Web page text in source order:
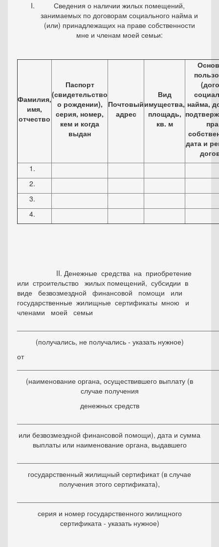
Сведения о наличии жилых помещений,
занимаемых по договорам социального найма и
(или) принадлежащих на праве собственности
мне и членам моей семьи:
Фамилия,
имя,
отчество
Паспорт
(свидетельство
о рождении),
серия, номер,
кем и когда
выдан
Почтовый
адрес
Вид
имущества,
площадь,
кв. м
найма,
дата и
II. Денежные средства на приобретение
или строительство жилых помещений, субсидии в
виде безвозмездной финансовой помощи или
государственные жилищные сертификаты мною и
членами моей семьи
(получались, не получались - указать нужное)
от
(наименование органа, осуществившего выплату (в
случае получения
денежных средств
или безвозмездной финансовой помощи), дата и сумма
выплаты или наименование органа, выдавшего
государственный жилищный сертификат (в случае
получения этого сертификата),
серия и номер государственного жилищного
сертификата - указать нужное)